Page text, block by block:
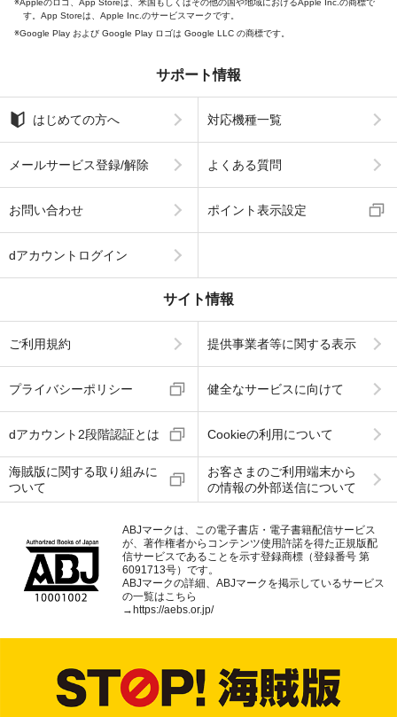
Appleのロゴ、App Storeは、米国もしくはその他の国や地域におけるApple Inc.の商標で
す。App Storeは、Apple Inc.のサービスマークです。
Google Play および Google Play ロゴは Google LLC の商標です。
サポート情報
はじめての方へ 対応機種一覧
メールサービス登録/解除 よくある質問
お問い合わせ ポイント表示設定
dアカウントログイン
サイト情報
ご利用規約 提供事業者等に関する表示
プライバシーポリシー 健全なサービスに向けて
dアカウント2段階認証とは Cookieの利用について
海賊版に関する取り組みに
ついて
お客さまのご利用端末から
の情報の外部送信について
ABJマークは、この電子書店・電子書籍配信サービス
が、著作権者からコンテンツ使用許諾を得た正規版配
信サービスであることを示す登録商標（登録番号 第
6091713号）です。
ABJマークの詳細、ABJマークを掲示しているサービス
の一覧はこちら
→ https://aebs.or.jp/